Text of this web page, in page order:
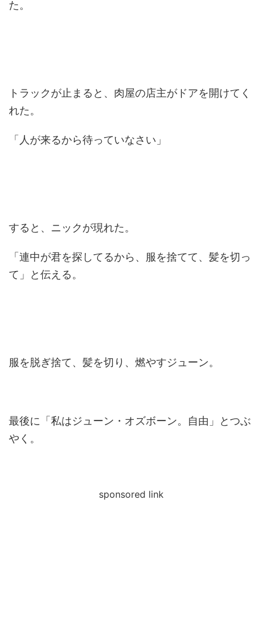
た。
トラックが止まると、肉屋の店主がドアを開けてく
れた。
「人が来るから待っていなさい」
すると、ニックが現れた。
「連中が君を探してるから、服を捨てて、髪を切っ
て」と伝える。
服を脱ぎ捨て、髪を切り、燃やすジューン。
最後に「私はジューン・オズボーン。自由」とつぶ
やく。
sponsored link